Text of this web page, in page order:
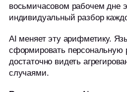
восьмичасовом рабочем дне
индивидуальный разбор
AI меняет эту арифметику.
сформировать
достаточно видеть
случаями.